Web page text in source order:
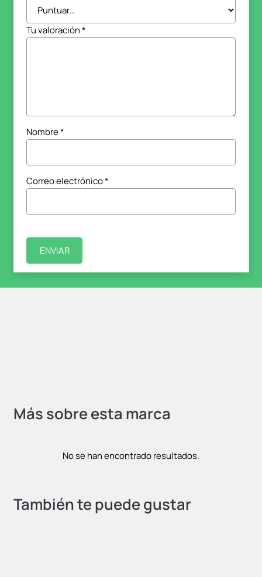
Tu valoración*
Nombre*
Correo electrónico*
Más sobre esta marca
No se han encontrado resultados.
También te puede gustar